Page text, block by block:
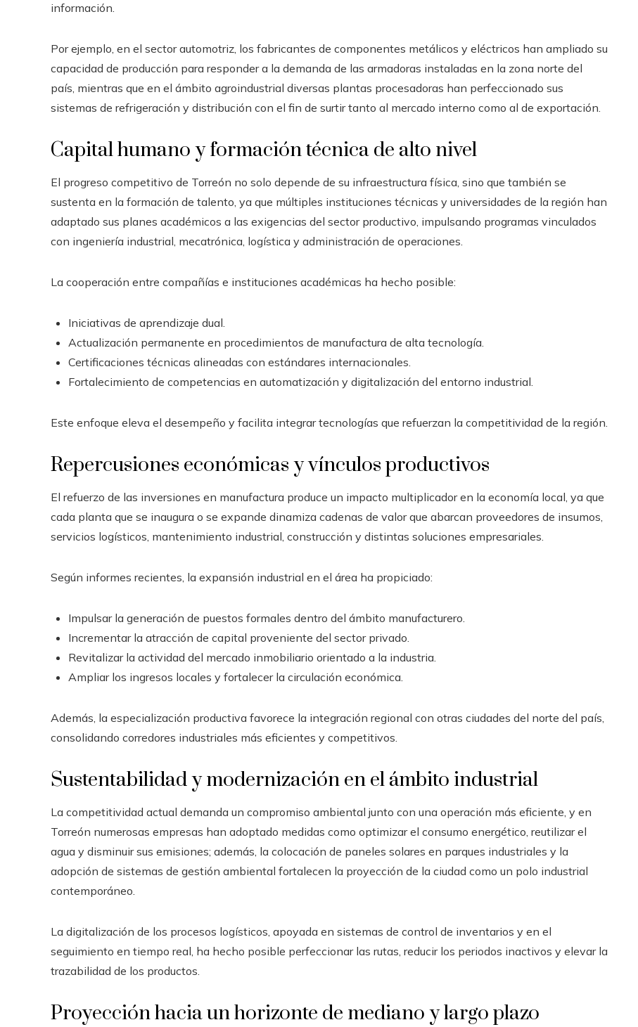
información.
Por ejemplo, en el sector automotriz, los fabricantes de componentes metálicos y eléctricos han ampliado su
capacidad de producción para responder a la demanda de las armadoras instaladas en la zona norte del
país, mientras que en el ámbito agroindustrial diversas plantas procesadoras han perfeccionado sus
sistemas de refrigeración y distribución con el fin de surtir tanto al mercado interno como al de exportación.
Capital humano y formación técnica de alto nivel
El progreso competitivo de Torreón no solo depende de su infraestructura física, sino que también se
sustenta en la formación de talento, ya que múltiples instituciones técnicas y universidades de la región han
adaptado sus planes académicos a las exigencias del sector productivo, impulsando programas vinculados
con ingeniería industrial, mecatrónica, logística y administración de operaciones.
La cooperación entre compañías e instituciones académicas ha hecho posible:
Iniciativas de aprendizaje dual.
Actualización permanente en procedimientos de manufactura de alta tecnología.
Certificaciones técnicas alineadas con estándares internacionales.
Fortalecimiento de competencias en automatización y digitalización del entorno industrial.
Este enfoque eleva el desempeño y facilita integrar tecnologías que refuerzan la competitividad de la región.
Repercusiones económicas y vínculos productivos
El refuerzo de las inversiones en manufactura produce un impacto multiplicador en la economía local, ya que
cada planta que se inaugura o se expande dinamiza cadenas de valor que abarcan proveedores de insumos,
servicios logísticos, mantenimiento industrial, construcción y distintas soluciones empresariales.
Según informes recientes, la expansión industrial en el área ha propiciado:
Impulsar la generación de puestos formales dentro del ámbito manufacturero.
Incrementar la atracción de capital proveniente del sector privado.
Revitalizar la actividad del mercado inmobiliario orientado a la industria.
Ampliar los ingresos locales y fortalecer la circulación económica.
Además, la especialización productiva favorece la integración regional con otras ciudades del norte del país,
consolidando corredores industriales más eficientes y competitivos.
Sustentabilidad y modernización en el ámbito industrial
La competitividad actual demanda un compromiso ambiental junto con una operación más eficiente, y en
Torreón numerosas empresas han adoptado medidas como optimizar el consumo energético, reutilizar el
agua y disminuir sus emisiones; además, la colocación de paneles solares en parques industriales y la
adopción de sistemas de gestión ambiental fortalecen la proyección de la ciudad como un polo industrial
contemporáneo.
La digitalización de los procesos logísticos, apoyada en sistemas de control de inventarios y en el
seguimiento en tiempo real, ha hecho posible perfeccionar las rutas, reducir los periodos inactivos y elevar la
trazabilidad de los productos.
Proyección hacia un horizonte de mediano y largo plazo